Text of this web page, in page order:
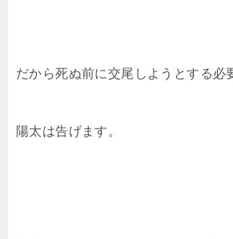
だから死ぬ前に交尾しようとする必
陽太は告げます。